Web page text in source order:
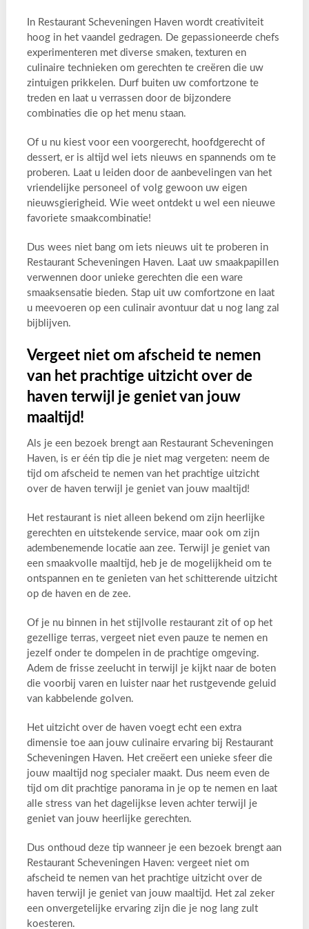
In Restaurant Scheveningen Haven wordt creativiteit
hoog in het vaandel gedragen. De gepassioneerde chefs
experimenteren met diverse smaken, texturen en
culinaire technieken om gerechten te creëren die uw
zintuigen prikkelen. Durf buiten uw comfortzone te
treden en laat u verrassen door de bijzondere
combinaties die op het menu staan.
Of u nu kiest voor een voorgerecht, hoofdgerecht of
dessert, er is altijd wel iets nieuws en spannends om te
proberen. Laat u leiden door de aanbevelingen van het
vriendelijke personeel of volg gewoon uw eigen
nieuwsgierigheid. Wie weet ontdekt u wel een nieuwe
favoriete smaakcombinatie!
Dus wees niet bang om iets nieuws uit te proberen in
Restaurant Scheveningen Haven. Laat uw smaakpapillen
verwennen door unieke gerechten die een ware
smaaksensatie bieden. Stap uit uw comfortzone en laat
u meevoeren op een culinair avontuur dat u nog lang zal
bijblijven.
Vergeet niet om afscheid te nemen
van het prachtige uitzicht over de
haven terwijl je geniet van jouw
maaltijd!
Als je een bezoek brengt aan Restaurant Scheveningen
Haven, is er één tip die je niet mag vergeten: neem de
tijd om afscheid te nemen van het prachtige uitzicht
over de haven terwijl je geniet van jouw maaltijd!
Het restaurant is niet alleen bekend om zijn heerlijke
gerechten en uitstekende service, maar ook om zijn
adembenemende locatie aan zee. Terwijl je geniet van
een smaakvolle maaltijd, heb je de mogelijkheid om te
ontspannen en te genieten van het schitterende uitzicht
op de haven en de zee.
Of je nu binnen in het stijlvolle restaurant zit of op het
gezellige terras, vergeet niet even pauze te nemen en
jezelf onder te dompelen in de prachtige omgeving.
Adem de frisse zeelucht in terwijl je kijkt naar de boten
die voorbij varen en luister naar het rustgevende geluid
van kabbelende golven.
Het uitzicht over de haven voegt echt een extra
dimensie toe aan jouw culinaire ervaring bij Restaurant
Scheveningen Haven. Het creëert een unieke sfeer die
jouw maaltijd nog specialer maakt. Dus neem even de
tijd om dit prachtige panorama in je op te nemen en laat
alle stress van het dagelijkse leven achter terwijl je
geniet van jouw heerlijke gerechten.
Dus onthoud deze tip wanneer je een bezoek brengt aan
Restaurant Scheveningen Haven: vergeet niet om
afscheid te nemen van het prachtige uitzicht over de
haven terwijl je geniet van jouw maaltijd. Het zal zeker
een onvergetelijke ervaring zijn die je nog lang zult
koesteren.